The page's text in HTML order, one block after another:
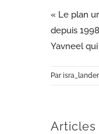
« Le plan
depuis
Yavneel
Parisra_lander
Articles